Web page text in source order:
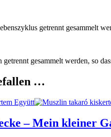
getrennt gesammelt
gesammelt werden, so
…
– Mein kleiner